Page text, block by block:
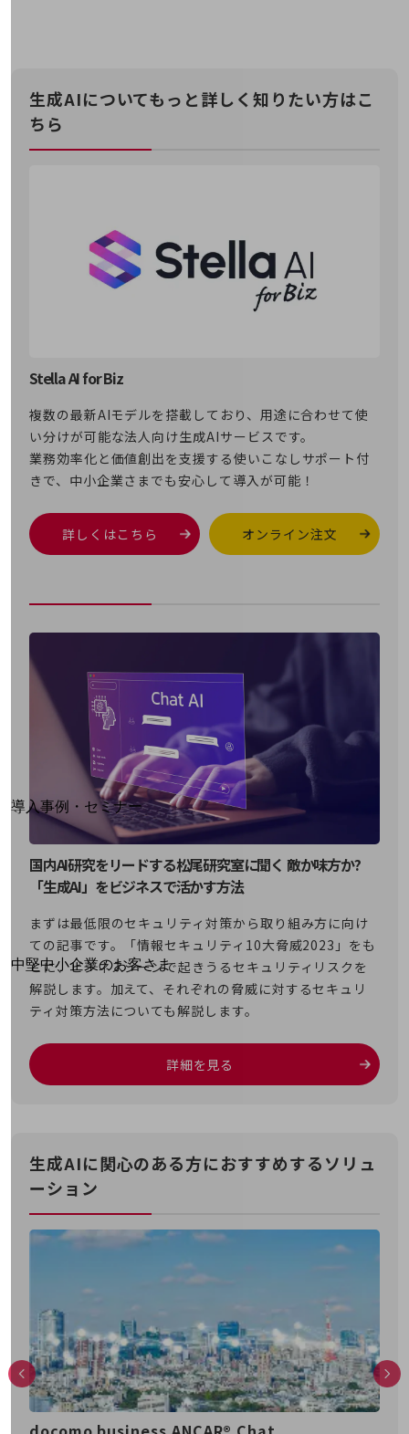
タフネススマートフォン
データ通信製品
IOT完了済みメーカーブランド製品
5Gデータプラス
データプラス
home5Gプラン
モバイルサービス
セキュリティ
運用保守・故障紛失サポート
回線・ネットワーク
お手続き
別ウィンドウで開きます
サービスをご利用中のお客さま
導入事例・セミナー
導入事例TOP
最新の導入事例や注目の導入事例をご紹介します
セミナー
別ウィンドウで開きます
中堅中小企業のお客さま
NTTドコモビジネスウォッチ
ビジネスお役立ち情報
解決するヒントをお届けする記事サイト
新着記事
お役立ち資料ダウンロード
サービス・ソリューション
課題やニーズに合ったサービスをご紹介し、
中堅中小企業のビジネスをサポート！
お悩みから見つける
お悩みから見つけるTOP
モバイル・音声
バックオフィス
リモート・ハイブリッドワーク
セキュリティ
生成AIについてもっと詳しく知りたい方はこ
ちら
Stella AI for Biz
複数の最新AIモデルを搭載しており、用途に合わせて使
い分けが可能な法人向け生成AIサービスです。
業務効率化と価値創出を支援する使いこなしサポート付
きで、中小企業さまでも安心して導入が可能！
詳しくはこちら オンライン注文
国内AI研究をリードする松尾研究室に聞く 敵か味方か?
「生成AI」をビジネスで活かす方法
まずは最低限のセキュリティ対策から取り組み方に向け
ての記事です。「情報セキュリティ10大脅威2023」をも
とに、ビジネスシーンで起きうるセキュリティリスクを
解説します。加えて、それぞれの脅威に対するセキュリ
ティ対策方法についても解説します。
詳細を見る
生成AIに関心のある方におすすめするソリュ
ーション